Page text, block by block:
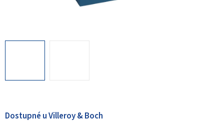
Dostupné u Villeroy & Boch